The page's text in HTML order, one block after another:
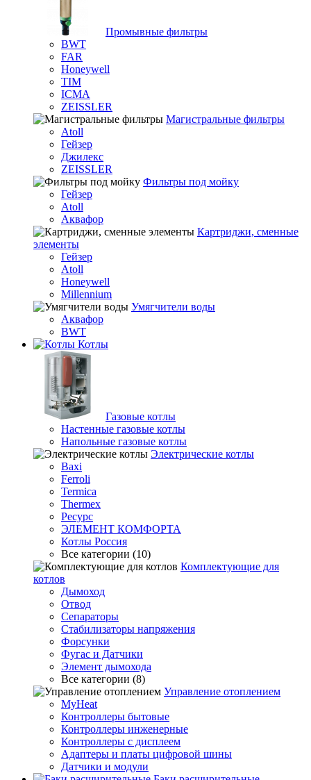
Промывные фильтры
BWT
FAR
Honeywell
TIM
ICMA
ZEISSLER
Магистральные фильтры
Atoll
Гейзер
Джилекс
ZEISSLER
Фильтры под мойку
Гейзер
Atoll
Аквафор
Картриджи, сменные
элементы
Гейзер
Atoll
Honeywell
Millennium
Умягчители воды
Аквафор
BWT
Котлы
Гaзовые котлы
Настенные газовые котлы
Напольные газовые котлы
Электрические котлы
Baxi
Ferroli
Termica
Thermex
Ресурс
ЭЛЕМЕНТ КОМФОРТА
Котлы Россия
Все категории (10)
Комплектующие для
котлов
Дымоход
Отвод
Сепараторы
Стабилизаторы напряжения
Форсунки
Фугас и Датчики
Элемент дымохода
Все категории (8)
Управление отоплением
MyHeat
Контроллеры бытовые
Контроллеры инженерные
Контроллеры с дисплеем
Адаптеры и платы цифровой шины
Датчики и модули